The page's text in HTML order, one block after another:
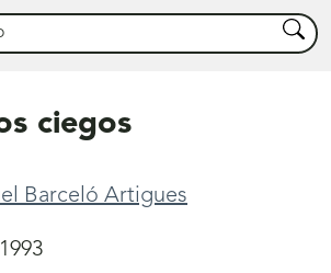
Buscar
ciegos
Barceló Artigues
1993